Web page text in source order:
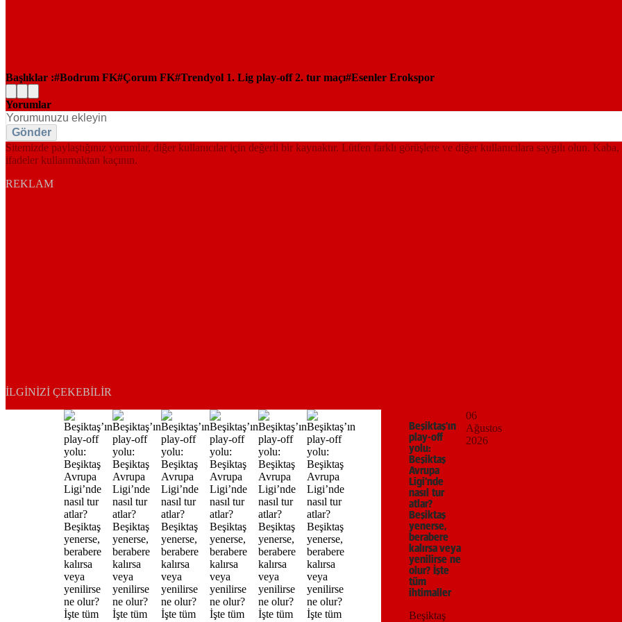
Başlıklar : Bodrum FK Çorum FK Trendyol 1. Lig play-off 2. tur maçı Esenler Erokspor
Yorumlar
Gönder
Sitemizde paylaştığınız yorumlar, diğer kullanıcılar için değerli bir kaynaktır. Lütfen farklı görüşlere ve diğer kullanıcılara saygılı olun. Kaba,
ifadeler kullanmaktan kaçının.
REKLAM
İLGINIZI ÇEKEBILIR
Beşiktaş’ın
play-off
yolu:
Beşiktaş
Avrupa
Ligi’nde
nasıl tur
atlar?
Beşiktaş
yenerse,
berabere
kalırsa veya
yenilirse ne
olur? İşte
tüm
ihtimaller
Beşiktaş
06
Ağustos
2026